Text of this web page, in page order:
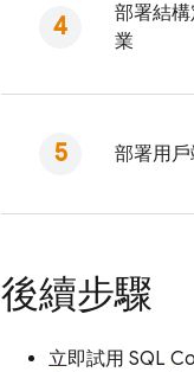
部署結
業
部署用
後續步驟
立即試用 SQL